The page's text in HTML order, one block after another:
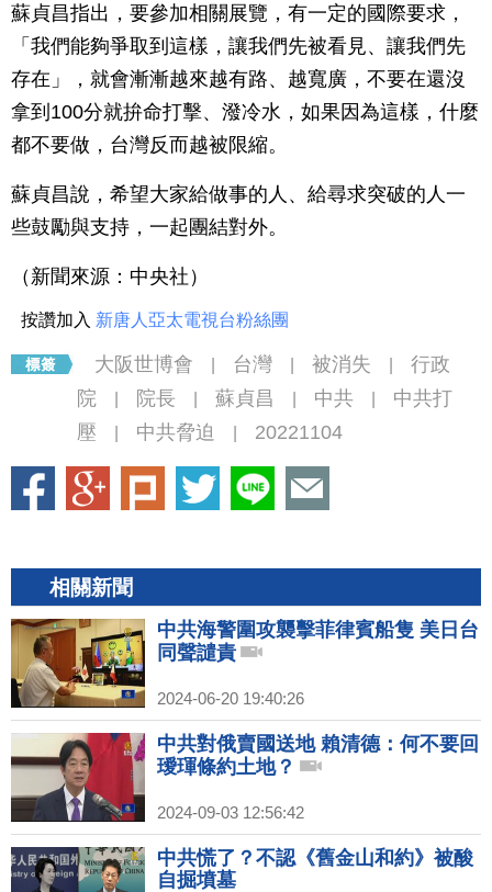
蘇貞昌指出，要參加相關展覽，有一定的國際要求，
「我們能夠爭取到這樣，讓我們先被看見、讓我們先
存在」，就會漸漸越來越有路、越寬廣，不要在還沒
拿到100分就拚命打擊、潑冷水，如果因為這樣，什麼
都不要做，台灣反而越被限縮。
蘇貞昌說，希望大家給做事的人、給尋求突破的人一
些鼓勵與支持，一起團結對外。
（新聞來源：中央社）
按讚加入 新唐人亞太電視台粉絲團
大阪世博會 台灣 被消失
行政
院
院長 蘇貞昌 中共
中共打
壓
中共脅迫 20221104
相關新聞
中共海警圍攻襲擊菲律賓船隻 美日台
同聲譴責
2024-06-20 19:40:26
中共對俄賣國送地 賴清德：何不要回
璦琿條約土地？
2024-09-03 12:56:42
中共慌了？不認《舊金山和約》被酸
自掘墳墓